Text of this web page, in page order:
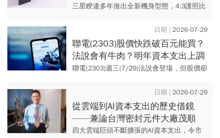
規格懶人包：搶先蘋果卡位新戰場
三星睽違多年推出全新機身型態，4:3護照比
名到定價，三星雙線佈局，似乎在為蘋果即
將到來的新戰場預...
2026-07-29
聯電(2303)股價快跌破百元能買？
法說會有牛肉？明年資本支出上調
台南建新廠：不只為AI擴廠，看到
聯電(2303)週三(7/29)法說會登場，但股價卻
效應、晶圓代工漲價等正面效應加持，成熟
製程...
2026-07-29
從雲端到AI資本支出的歷史借鏡
——兼論台灣密封元件大廠茂順
四大雲端巨頭不斷擴張的AI資本支出，令市